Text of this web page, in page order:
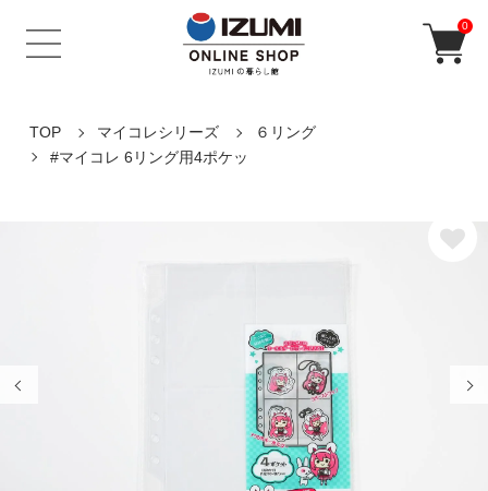
0
TOP マイコレシリーズ
６リング
#マイコレ 6リング用4ポケッ